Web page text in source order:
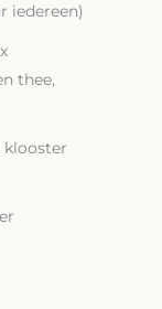
iedereen)
thee,
klooster